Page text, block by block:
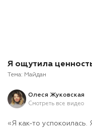
Я ощутила
Тема: Майдан
Олеся Жуковская
Смотреть все видео
«Я как-то успокоилась.